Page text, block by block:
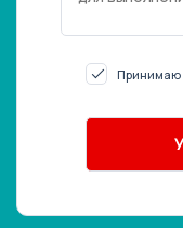
Принимаю